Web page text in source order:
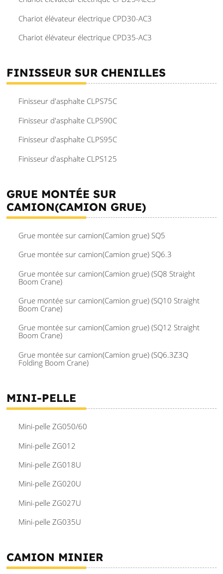
Chariot élévateur électrique CPD30-AC3
Chariot élévateur électrique CPD35-AC3
FINISSEUR SUR CHENILLES
Finisseur d'asphalte CLPS75C
Finisseur d'asphalte CLPS90C
Finisseur d'asphalte CLPS95C
Finisseur d'asphalte CLPS125
GRUE MONTÉE SUR
CAMION(CAMION GRUE)
Grue montée sur camion(Camion grue) SQ5
Grue montée sur camion(Camion grue) SQ6.3
Grue montée sur camion(Camion grue) (SQ8 Straight
Boom Crane)
Grue montée sur camion(Camion grue) (SQ10 Straight
Boom Crane)
Grue montée sur camion(Camion grue) (SQ12 Straight
Boom Crane)
Grue montée sur camion(Camion grue) (SQ6.3Z3Q
Folding Boom Crane)
MINI-PELLE
Mini-pelle ZG050/60
Mini-pelle ZG012
Mini-pelle ZG018U
Mini-pelle ZG020U
Mini-pelle ZG027U
Mini-pelle ZG035U
CAMION MINIER